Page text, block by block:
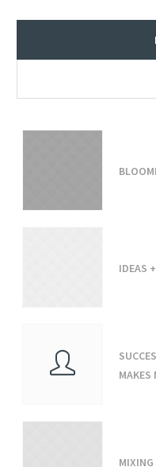
IDEAS
MAKES